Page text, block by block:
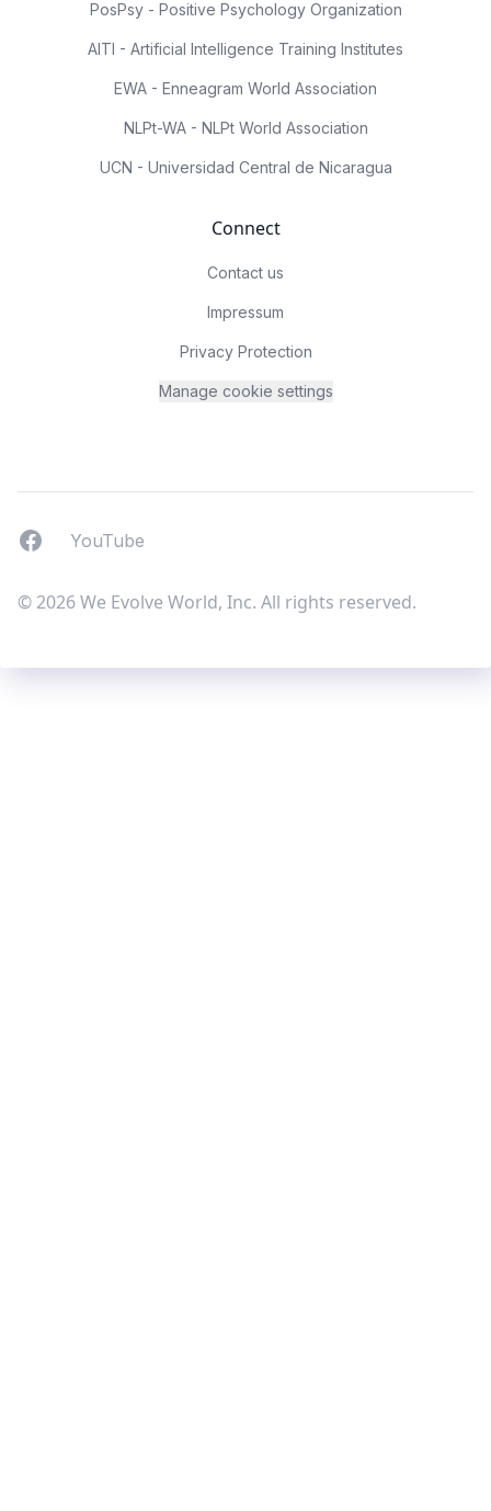
PosPsy - Positive Psychology Organization
AITI - Artificial Intelligence Training Institutes
EWA - Enneagram World Association
NLPt-WA - NLPt World Association
UCN - Universidad Central de Nicaragua
Connect
Contact us
Impressum
Privacy Protection
Manage cookie settings
FacebookYouTUbe
YouTube
© 2026 We Evolve World, Inc. All rights reserved.